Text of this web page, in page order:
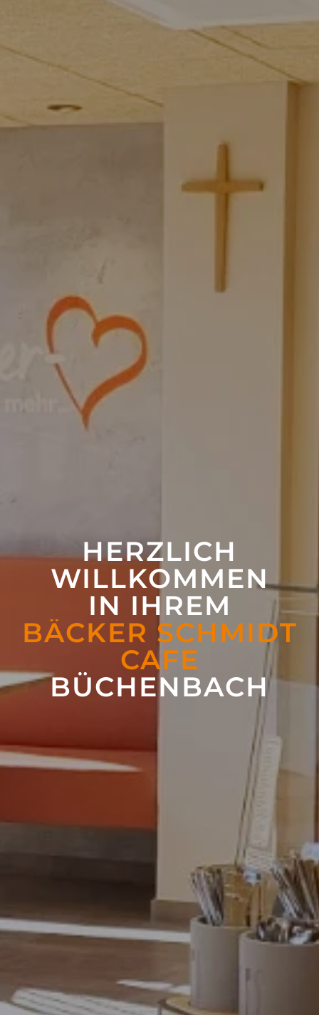
HERZLICH
WILLKOMMEN
IN IHREM
BÄCKER SCHMIDT
CAFE
BÜCHENBACH